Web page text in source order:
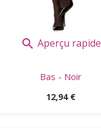
 Aperçu rapide
Bas - Noir
Prix
12,94 €